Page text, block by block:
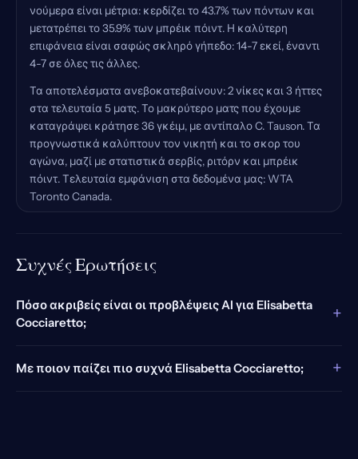
νούμερα είναι μέτρια: κερδίζει το 43.7% των πόντων και
μετατρέπει το 35.9% των μπρέικ πόιντ. Η καλύτερη
επιφάνεια είναι σαφώς σκληρό γήπεδο: 14-7 εκεί, έναντι
4-7 σε όλες τις άλλες.
Τα αποτελέσματα ανεβοκατεβαίνουν: 2 νίκες και 3 ήττες
στα τελευταία 5 ματς. Το μακρύτερο ματς που έχουμε
καταγράψει κράτησε 36 γκέιμ, με αντίπαλο C. Tauson. Τα
προγνωστικά καλύπτουν τον νικητή και το σκορ του
αγώνα, μαζί με στατιστικά σερβίς, ριτόρν και μπρέικ
πόιντ. Τελευταία εμφάνιση στα δεδομένα μας: WTA
Toronto Canada.
Συχνές Ερωτήσεις
Πόσο ακριβείς είναι οι προβλέψεις AI για Elisabetta
Cocciaretto;
+
Με ποιον παίζει πιο συχνά Elisabetta Cocciaretto; +